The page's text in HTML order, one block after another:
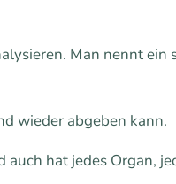
Man nennt ein
wieder abgeben kann.
hat jedes Organ,